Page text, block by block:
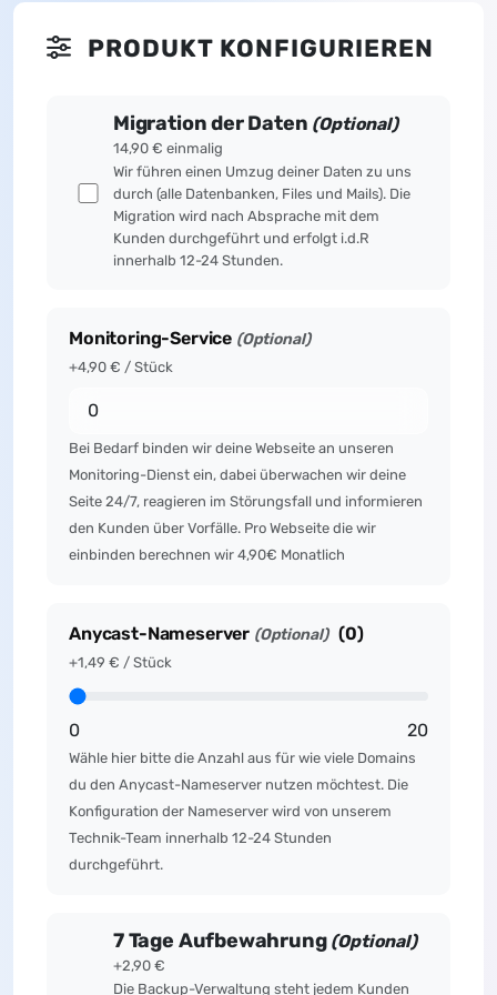
PRODUKT KONFIGURIEREN
Migration der Daten (Optional)
14,90 € einmalig
Wir führen einen Umzug deiner Daten zu uns
durch (alle Datenbanken, Files und Mails). Die
Migration wird nach Absprache mit dem
Kunden durchgeführt und erfolgt i.d.R
innerhalb 12-24 Stunden.
Monitoring-Service (Optional)
+4,90 € / Stück
Bei Bedarf binden wir deine Webseite an unseren
Monitoring-Dienst ein, dabei überwachen wir deine
Seite 24/7, reagieren im Störungsfall und informieren
den Kunden über Vorfälle. Pro Webseite die wir
einbinden berechnen wir 4,90€ Monatlich
Anycast-Nameserver (Optional) (0)
+1,49 € / Stück
0 20
Wähle hier bitte die Anzahl aus für wie viele Domains
du den Anycast-Nameserver nutzen möchtest. Die
Konfiguration der Nameserver wird von unserem
Technik-Team innerhalb 12-24 Stunden
durchgeführt.
7 Tage Aufbewahrung (Optional)
+2,90 €
Die Backup-Verwaltung steht jedem Kunden